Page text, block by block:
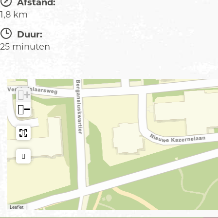
Afstand:
1,8 km
Duur:
25 minuten
+
−
Leaflet